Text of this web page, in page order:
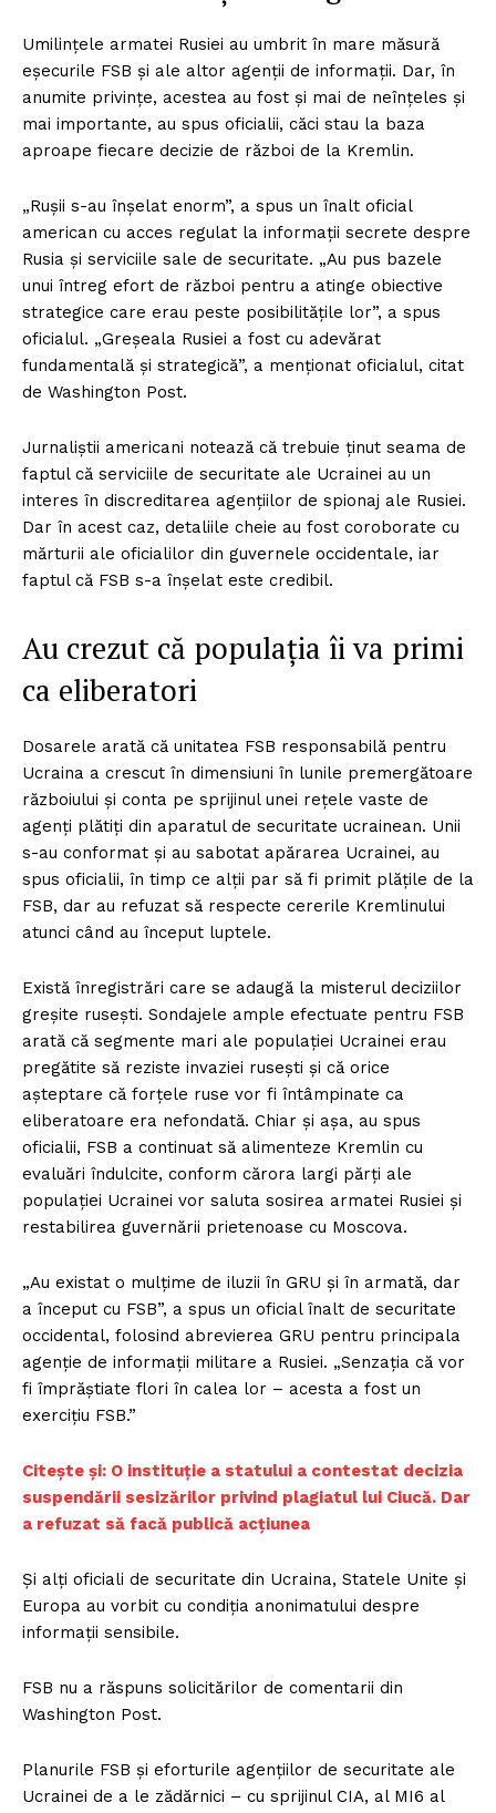
Umilințele armatei Rusiei au umbrit în mare măsură
eșecurile FSB și ale altor agenții de informații. Dar, în
anumite privințe, acestea au fost și mai de neînțeles și
mai importante, au spus oficialii, căci stau la baza
aproape fiecare decizie de război de la Kremlin.
„Rușii s-au înșelat enorm”, a spus un înalt oficial
american cu acces regulat la informații secrete despre
Rusia și serviciile sale de securitate. „Au pus bazele
unui întreg efort de război pentru a atinge obiective
strategice care erau peste posibilitățile lor”, a spus
oficialul. „Greșeala Rusiei a fost cu adevărat
fundamentală și strategică”, a menționat oficialul, citat
de Washington Post.
Jurnaliștii americani notează că trebuie ținut seama de
faptul că serviciile de securitate ale Ucrainei au un
interes în discreditarea agențiilor de spionaj ale Rusiei.
Dar în acest caz, detaliile cheie au fost coroborate cu
mărturii ale oficialilor din guvernele occidentale, iar
faptul că FSB s-a înșelat este credibil.
Au crezut că populația îi va primi
ca eliberatori
Dosarele arată că unitatea FSB responsabilă pentru
Ucraina a crescut în dimensiuni în lunile premergătoare
războiului și conta pe sprijinul unei rețele vaste de
agenți plătiți din aparatul de securitate ucrainean. Unii
s-au conformat și au sabotat apărarea Ucrainei, au
spus oficialii, în timp ce alții par să fi primit plățile de la
FSB, dar au refuzat să respecte cererile Kremlinului
atunci când au început luptele.
Există înregistrări care se adaugă la misterul deciziilor
greșite rusești. Sondajele ample efectuate pentru FSB
arată că segmente mari ale populației Ucrainei erau
pregătite să reziste invaziei rusești și că orice
așteptare că forțele ruse vor fi întâmpinate ca
eliberatoare era nefondată. Chiar și așa, au spus
oficialii, FSB a continuat să alimenteze Kremlin cu
evaluări îndulcite, conform cărora largi părți ale
populației Ucrainei vor saluta sosirea armatei Rusiei și
restabilirea guvernării prietenoase cu Moscova.
„Au existat o mulțime de iluzii în GRU și în armată, dar
a început cu FSB”, a spus un oficial înalt de securitate
occidental, folosind abrevierea GRU pentru principala
agenție de informații militare a Rusiei. „Senzația că vor
fi împrăștiate flori în calea lor – acesta a fost un
exercițiu FSB.”
Citește și: O instituție a statului a contestat decizia
suspendării sesizărilor privind plagiatul lui Ciucă. Dar
a refuzat să facă publică acțiunea
Și alți oficiali de securitate din Ucraina, Statele Unite și
Europa au vorbit cu condiția anonimatului despre
informații sensibile.
FSB nu a răspuns solicitărilor de comentarii din
Washington Post.
Planurile FSB și eforturile agențiilor de securitate ale
Ucrainei de a le zădărnici – cu sprijinul CIA, al MI6 al